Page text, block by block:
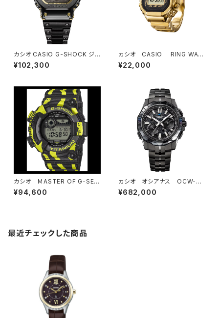
カシオ CASIO G-SHOCK ジ
ーショック FULL METAL GM
W-BZ5000BD-1JF Partner
¥102,300
カシオ CASIO RING WAT
CH CRW-001G-9JR
¥22,000
カシオ ＭASTER OF G-SEA
FROGMAN GW-8200TPF
-1JR
¥94,600
カシオ オシアナス OCW-SG
1000-1AJR パートナーショッ
プモデル 600本限定（シリアル
¥682,000
最近チェックした商品